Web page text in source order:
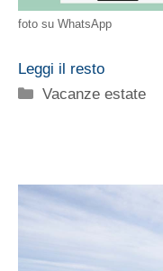
foto su WhatsApp
Leggi il resto
Categorie
Vacanze estate